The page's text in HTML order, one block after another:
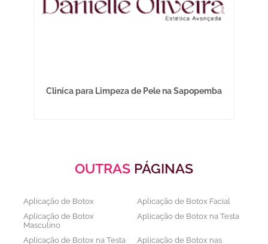
Clinica para Limpeza de Pele na Sapopemba
OUTRAS PÁGINAS
Aplicação de Botox
Aplicação de Botox Facial
Aplicação de Botox
Masculino
Aplicação de Botox na Testa
Aplicação de Botox na Testa
Aplicação de Botox nas